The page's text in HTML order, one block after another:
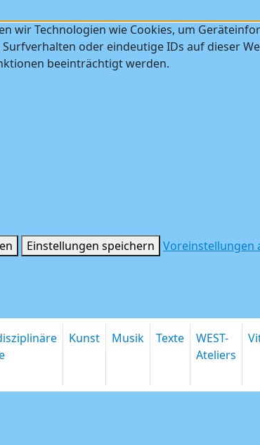
wir Technologien wie Cookies, um
oder eindeutige IDs auf dieser
beeinträchtigt werden.
Einstellungen speichern Voreinstellungen
Kunst Musik Texte
WEST-
Ateliers